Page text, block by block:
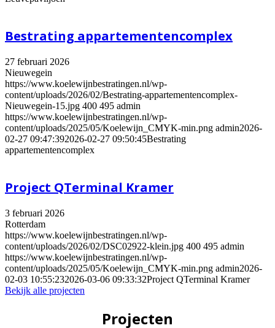
Bestrating appartementencomplex
27 februari 2026
Nieuwegein
https://www.koelewijnbestratingen.nl/wp-
content/uploads/2026/02/Bestrating-appartementencomplex-
Nieuwegein-15.jpg 400 495 admin
https://www.koelewijnbestratingen.nl/wp-
content/uploads/2025/05/Koelewijn_CMYK-min.png admin2026-
02-27 09:47:392026-02-27 09:50:45Bestrating
appartementencomplex
Project QTerminal Kramer
3 februari 2026
Rotterdam
https://www.koelewijnbestratingen.nl/wp-
content/uploads/2026/02/DSC02922-klein.jpg 400 495 admin
https://www.koelewijnbestratingen.nl/wp-
content/uploads/2025/05/Koelewijn_CMYK-min.png admin2026-
02-03 10:55:232026-03-06 09:33:32Project QTerminal Kramer
Bekijk alle projecten
Projecten